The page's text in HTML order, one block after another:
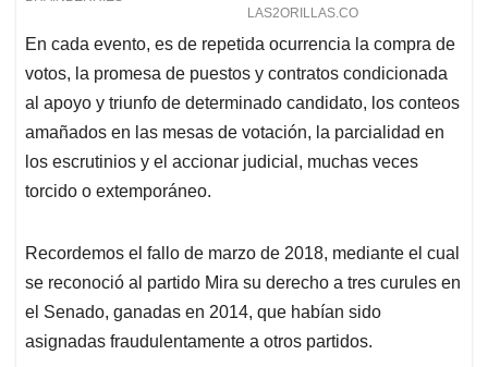
En cada evento, es de repetida ocurrencia la compra de
votos, la promesa de puestos y contratos condicionada
al apoyo y triunfo de determinado candidato, los conteos
amañados en las mesas de votación, la parcialidad en
los escrutinios y el accionar judicial, muchas veces
torcido o extemporáneo.
Recordemos el fallo de marzo de 2018, mediante el cual
se reconoció al partido Mira su derecho a tres curules en
el Senado, ganadas en 2014, que habían sido
asignadas fraudulentamente a otros partidos.